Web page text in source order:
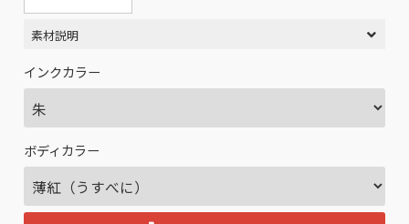
素材説明
インクカラー
ボディカラー